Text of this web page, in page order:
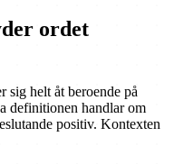
ordet
sig helt åt beroende på
definitionen handlar om
positiv. Kontexten